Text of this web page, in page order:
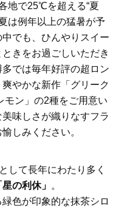
地で25℃を超える“夏
は例年以上の猛暑が予
でも、ひんやりスイー
きをお過ごしいただき
では毎年好評の超ロン
やかな新作「グリーク
モン」の2種をご用意い
味しさが織りなすフラ
しみください。
して長年にわたり多く
星の利休」 。
色が印象的な抹茶シロ